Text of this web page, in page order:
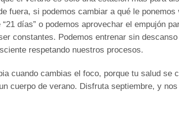
fuera, si podemos cambiar a qué le
“21 días” o podemos aprovechar el empujón
constantes. Podemos entrenar sin
respetando nuestros procesos.
cuando cambias el foco, porque tu salud se
cuerpo de verano. Disfruta septiembre, y